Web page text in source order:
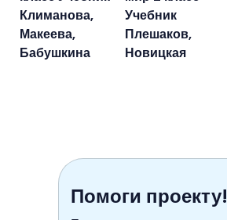
Климанова,
Макеева,
Бабушкина
Учебник
Плешаков,
Новицкая
Помоги проекту!